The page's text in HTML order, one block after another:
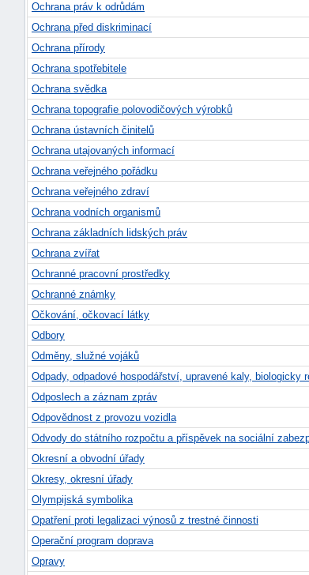
Ochrana práv k odrůdám
Ochrana před diskriminací
Ochrana přírody
Ochrana spotřebitele
Ochrana svědka
Ochrana topografie polovodičových výrobků
Ochrana ústavních činitelů
Ochrana utajovaných informací
Ochrana veřejného pořádku
Ochrana veřejného zdraví
Ochrana vodních organismů
Ochrana základních lidských práv
Ochrana zvířat
Ochranné pracovní prostředky
Ochranné známky
Očkování, očkovací látky
Odbory
Odměny, služné vojáků
Odpady, odpadové hospodářství, upravené kaly, biologicky
Odposlech a záznam zpráv
Odpovědnost z provozu vozidla
Odvody do státního rozpočtu a příspěvek na sociální
Okresní a obvodní úřady
Okresy, okresní úřady
Olympijská symbolika
Opatření proti legalizaci výnosů z trestné činnosti
Operační program doprava
Opravy